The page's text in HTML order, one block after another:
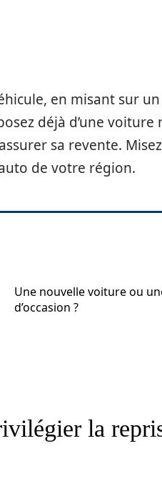
en misant sur
déjà d’une voiture
sa revente.
de votre région.
Une nouvelle voiture ou
d’occasion ?
la